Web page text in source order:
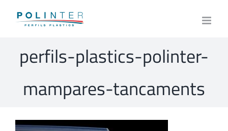
perfils-plastics-polinter-
mampares-tancaments